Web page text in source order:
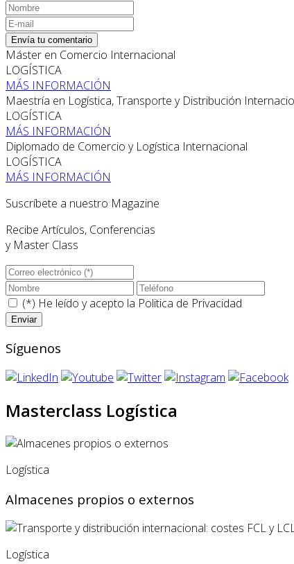
Envía tu comentario
Máster en Comercio Internacional
LOGÍSTICA
MÁS INFORMACIÓN
Maestría en Logística, Transporte y Distribución
LOGÍSTICA
MÁS INFORMACIÓN
Diplomado de Comercio y Logística Internacional
LOGÍSTICA
MÁS INFORMACIÓN
Suscríbete a nuestro Magazine
Recibe Artículos, Conferencias
y Master Class
(*) He leído y acepto la Politica de Privacidad
Síguenos
Masterclass Logística
Logística
Almacenes propios o externos
Logística